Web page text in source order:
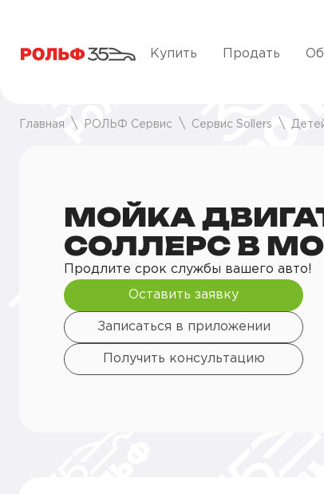
Купить Продать
Главная РОЛЬФ Сервис Сервис Sollers
МОЙКА
СОЛЛЕРС В
Продлите срок службы вашего авто!
Оставить заявку
Записаться в приложении
Получить консультацию